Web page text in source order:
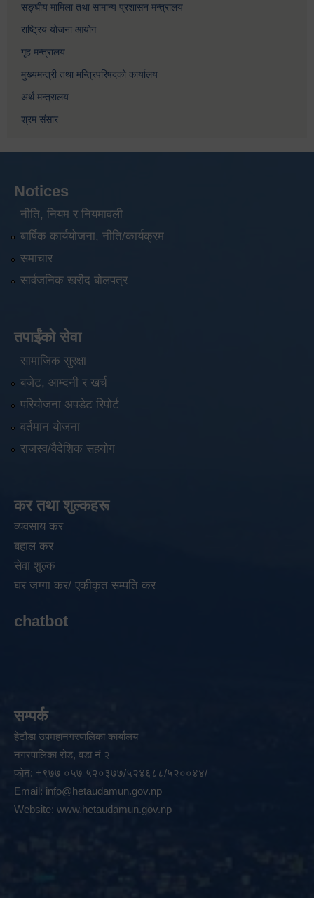
सङ्घीय मामिला तथा सामान्य प्रशासन मन्त्रालय
राष्ट्रिय योजना आयोग
गृह मन्त्रालय
मुख्यमन्त्री तथा मन्त्रिपरिषदको कार्यालय
अर्थ मन्त्रालय
श्रम संसार
Notices
नीति, नियम र नियमावली
बार्षिक कार्ययोजना, नीति/कार्यक्रम
समाचार
सार्वजनिक खरीद बोलपत्र
तपाईंको सेवा
सामाजिक सुरक्षा
बजेट, आम्दनी र खर्च
परियोजना अपडेट रिपोर्ट
वर्तमान योजना
राजस्व/वैदेशिक सहयोग
कर तथा शुल्कहरू
व्यवसाय कर
बहाल कर
सेवा शुल्क
घर जग्गा कर/ एकीकृत सम्पति कर
chatbot
सम्पर्क
हेटौडा उपमहानगरपालिका कार्यालय
नगरपालिका रोड, वडा नं २
फोन: +९७७ ०५७ ५२०३७७/५२४६८८/५२००४४/
Email: info@hetaudamun.gov.np
Website: www.hetaudamun.gov.np